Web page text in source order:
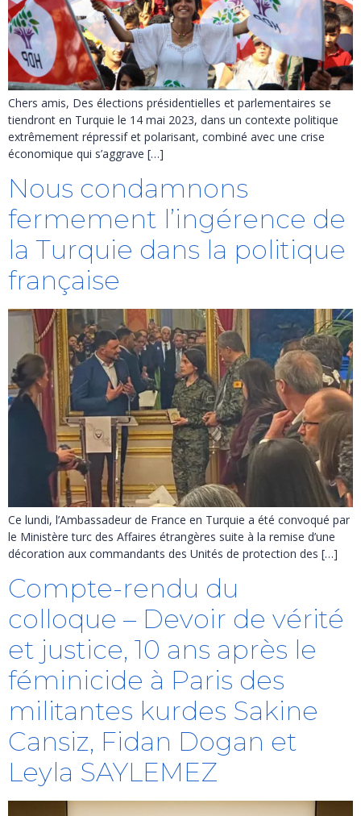
Chers amis, Des élections présidentielles et parlementaires se
tiendront en Turquie le 14 mai 2023, dans un contexte politique
extrêmement répressif et polarisant, combiné avec une crise
économique qui s’aggrave […]
Nous condamnons
fermement l’ingérence de
la Turquie dans la politique
française
Ce lundi, l’Ambassadeur de France en Turquie a été convoqué par
le Ministère turc des Affaires étrangères suite à la remise d’une
décoration aux commandants des Unités de protection des […]
Compte-rendu du
colloque – Devoir de vérité
et justice, 10 ans après le
féminicide à Paris des
militantes kurdes Sakine
Cansiz, Fidan Dogan et
Leyla SAYLEMEZ